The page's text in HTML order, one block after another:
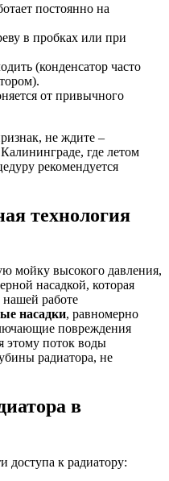
постоянно на
в пробках или при
(конденсатор часто
от привычного
не ждите –
где летом
рекомендуется
технология
мойку высокого давления,
насадкой, которая
работе
насадки, равномерно
повреждения
этому поток воды
радиатора, не
в
доступа к радиатору: